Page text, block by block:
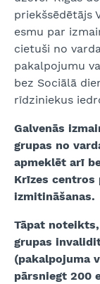
priekšsēdētājs
esmu par
cietuši no
pakalpojumu
bez Sociālā
rīdziniekus
Galvenās
grupas no
apmeklēt arī
Krīzes centros
izmitināšanas.
Tāpat
grupas
(pakalpojuma
pārsniegt 200